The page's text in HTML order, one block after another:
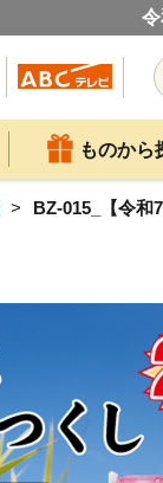
ものから
BZ-015_【令